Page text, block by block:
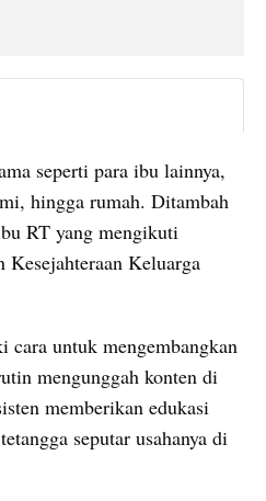
seperti para ibu lainnya,
hingga rumah. Ditambah
RT yang mengikuti
Kesejahteraan Keluarga
untuk mengembangkan
mengunggah konten di
memberikan edukasi
seputar usahanya di